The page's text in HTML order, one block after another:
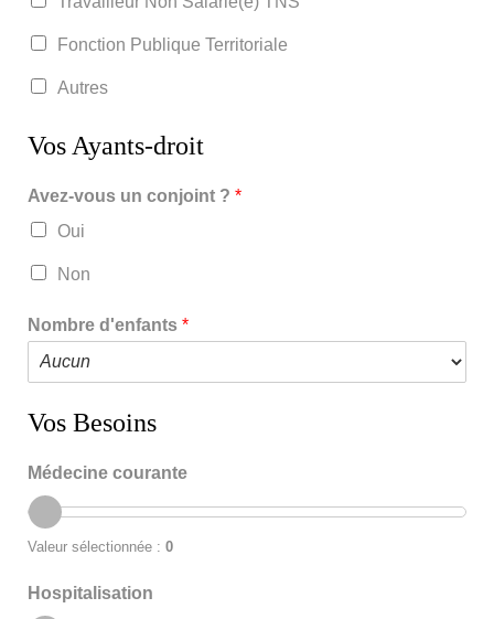
Fonction Publique Territoriale
Autres
Vos Ayants-droit
Avez-vous un conjoint ? *
Oui
Non
Nombre d'enfants *
Vos Besoins
Médecine courante
Valeur sélectionnée : 0
Hospitalisation